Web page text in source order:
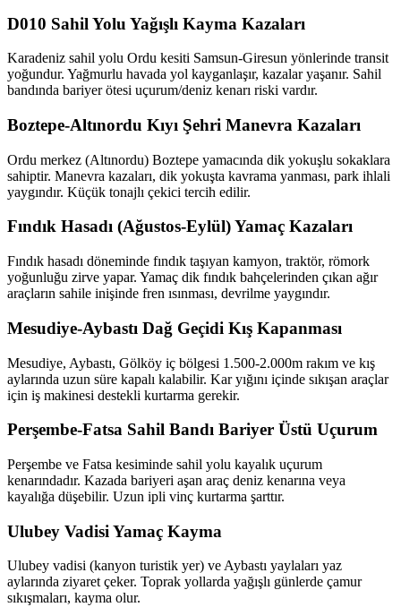
D010 Sahil Yolu Yağışlı Kayma Kazaları
Karadeniz sahil yolu Ordu kesiti Samsun-Giresun yönlerinde transit
yoğundur. Yağmurlu havada yol kayganlaşır, kazalar yaşanır. Sahil
bandında bariyer ötesi uçurum/deniz kenarı riski vardır.
Boztepe-Altınordu Kıyı Şehri Manevra Kazaları
Ordu merkez (Altınordu) Boztepe yamacında dik yokuşlu sokaklara
sahiptir. Manevra kazaları, dik yokuşta kavrama yanması, park ihlali
yaygındır. Küçük tonajlı çekici tercih edilir.
Fındık Hasadı (Ağustos-Eylül) Yamaç Kazaları
Fındık hasadı döneminde fındık taşıyan kamyon, traktör, römork
yoğunluğu zirve yapar. Yamaç dik fındık bahçelerinden çıkan ağır
araçların sahile inişinde fren ısınması, devrilme yaygındır.
Mesudiye-Aybastı Dağ Geçidi Kış Kapanması
Mesudiye, Aybastı, Gölköy iç bölgesi 1.500-2.000m rakım ve kış
aylarında uzun süre kapalı kalabilir. Kar yığını içinde sıkışan araçlar
için iş makinesi destekli kurtarma gerekir.
Perşembe-Fatsa Sahil Bandı Bariyer Üstü Uçurum
Perşembe ve Fatsa kesiminde sahil yolu kayalık uçurum
kenarındadır. Kazada bariyeri aşan araç deniz kenarına veya
kayalığa düşebilir. Uzun ipli vinç kurtarma şarttır.
Ulubey Vadisi Yamaç Kayma
Ulubey vadisi (kanyon turistik yer) ve Aybastı yaylaları yaz
aylarında ziyaret çeker. Toprak yollarda yağışlı günlerde çamur
sıkışmaları, kayma olur.